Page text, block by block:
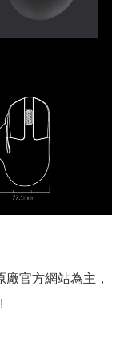
官方網站為主，